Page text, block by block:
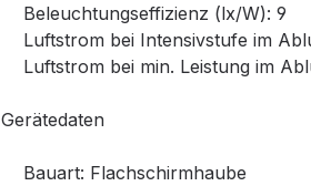
Beleuchtungseffizienz (lx/W): 9
Luftstrom bei Intensivstufe im
Luftstrom bei min. Leistung im
Gerätedaten
Bauart: Flachschirmhaube